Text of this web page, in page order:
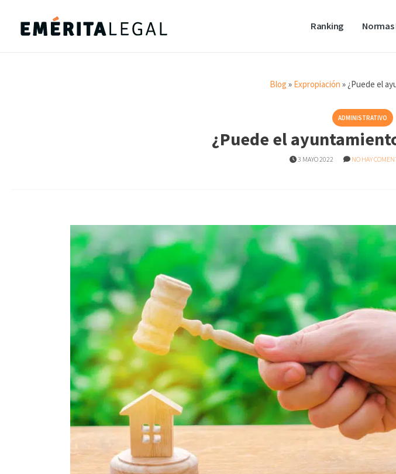
Ranking Normas
Blog » Expropiación » ¿Puede el
ADMINISTRATIVO
¿Puede el
3 MAYO 2022 NO HAY